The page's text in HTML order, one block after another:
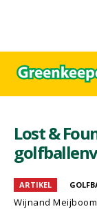
Lost &
ARTIKEL
Wijnand Meijboom